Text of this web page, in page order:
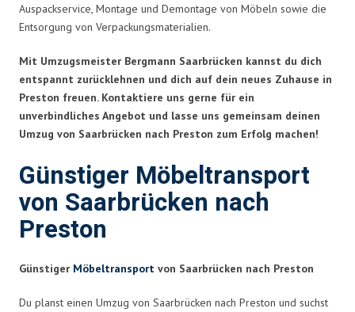
Auspackservice, Montage und Demontage von Möbeln sowie die
Entsorgung von Verpackungsmaterialien.
Mit Umzugsmeister Bergmann Saarbrücken kannst du dich
entspannt zurücklehnen und dich auf dein neues Zuhause in
Preston freuen. Kontaktiere uns gerne für ein
unverbindliches Angebot und lasse uns gemeinsam deinen
Umzug von Saarbrücken nach Preston zum Erfolg machen!
Günstiger Möbeltransport
von Saarbrücken nach
Preston
Günstiger Möbeltransport von Saarbrücken nach Preston
Du planst einen Umzug von Saarbrücken nach Preston und suchst